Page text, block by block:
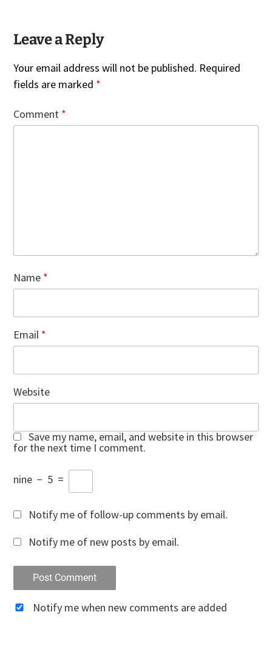
Leave a Reply
Your email address will not be published. Required
fields are marked *
Comment *
Name *
Email *
Website
Save my name, email, and website in this browser
for the next time I comment.
nine − 5 =
Notify me of follow-up comments by email.
Notify me of new posts by email.
Notify me when new comments are added